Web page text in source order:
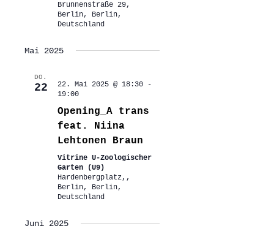
Brunnenstraße 29,
Berlin, Berlin,
Deutschland
Mai 2025
DO.
22 22. Mai 2025 @ 18:30-
19:00
Opening_A trans
feat. Niina
Lehtonen Braun
Vitrine U-Zoologischer
Garten (U9)
Hardenbergplatz,,
Berlin, Berlin,
Deutschland
Juni 2025